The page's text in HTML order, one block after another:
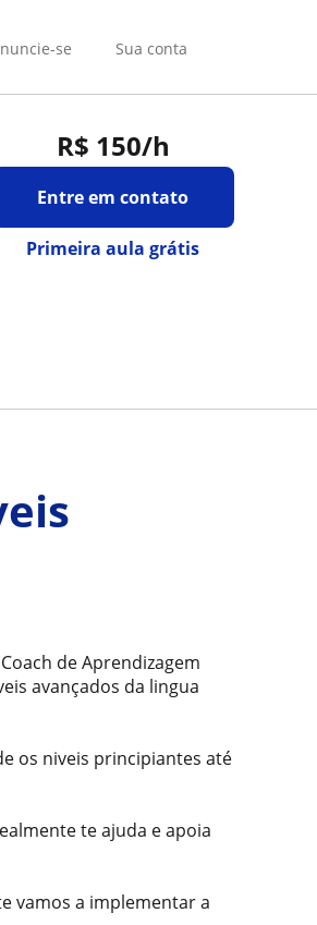
se Sua conta
R$ 150/h
Entre em contato
Primeira aula grátis
de Aprendizagem
avançados da lingua
os niveis principiantes até
te ajuda e apoia
vamos a implementar a